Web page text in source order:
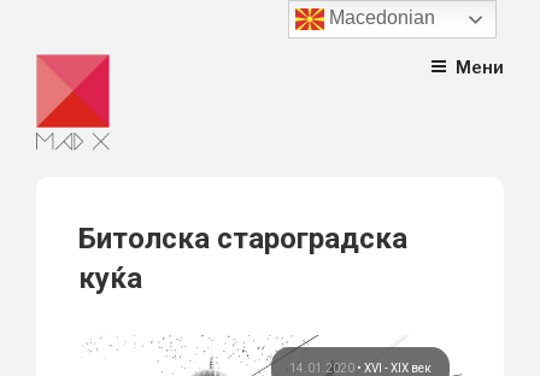
content
Мени
Битолска староградска
куќа
14.01.2020 • XVI - XIX век
Macedonian